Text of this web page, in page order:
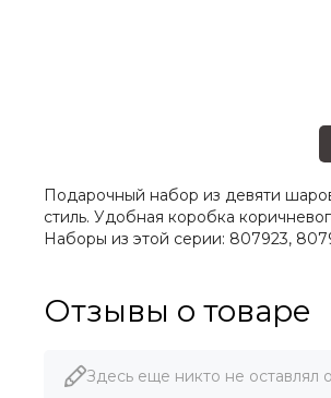
Подарочный набор из девяти
стиль. Удобная коробка
Наборы из этой серии: 807923,
Отзывы о товаре
Здесь еще никто не оставлял